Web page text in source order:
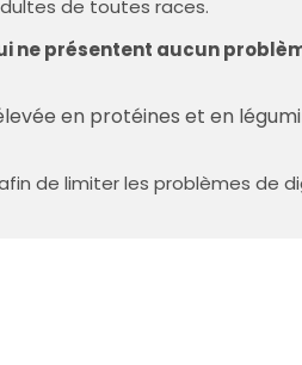
de toutes races.
ne présentent aucun
en protéines et en
de limiter les problèmes de